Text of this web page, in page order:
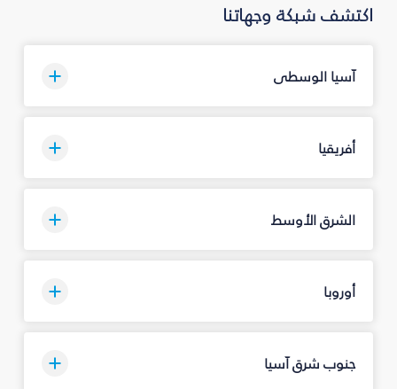
اكتشف شبكة وجهاتنا
آسيا الوسطى
أفريقيا
الشرق الأوسط
أوروبا
جنوب شرق آسيا